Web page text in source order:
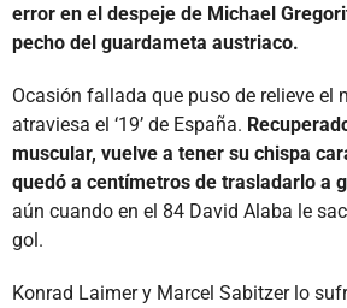
error en el despeje de Michael
pecho del guardameta austriaco.
Ocasión fallada que puso de relieve el
atraviesa el ‘19’ de España.
muscular, vuelve a tener su chispa
quedó a centímetros de trasladarlo a
aún cuando en el 84 David Alaba le
gol.
Konrad Laimer y Marcel Sabitzer lo